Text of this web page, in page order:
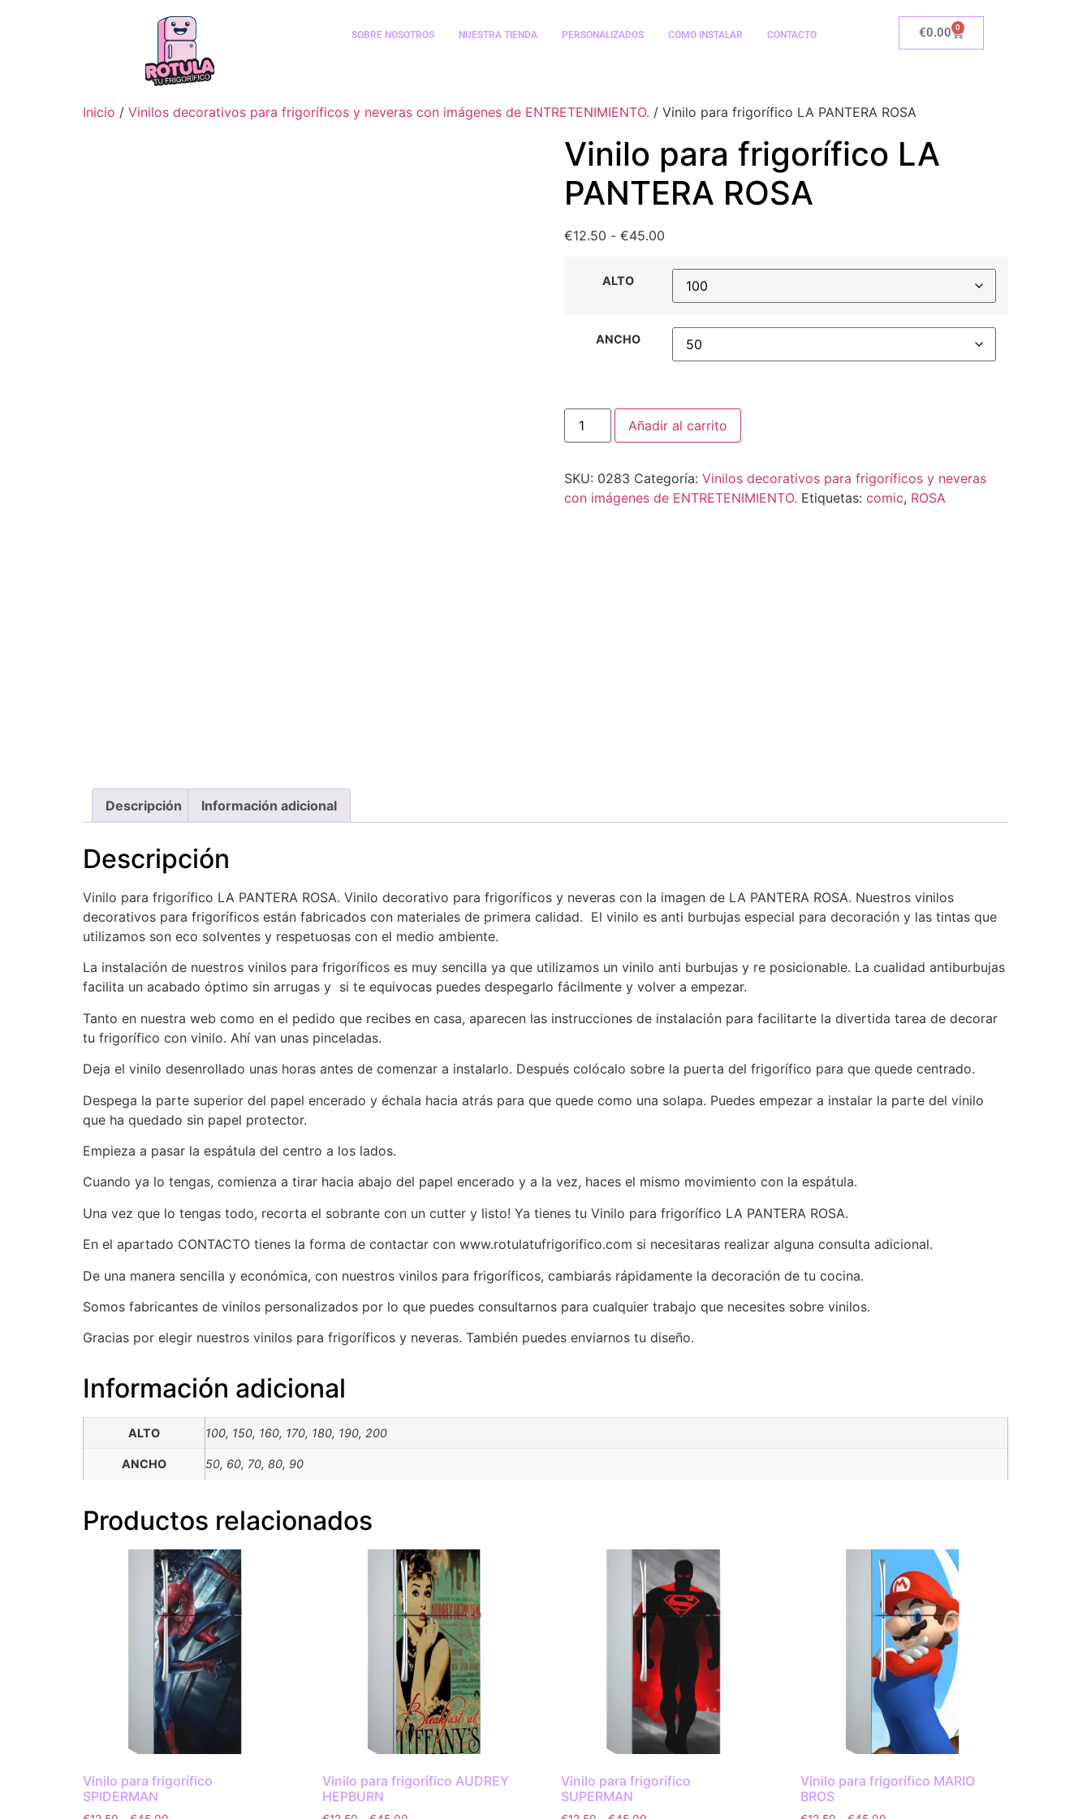
SOBRE NOSOTROS NUESTRA TIENDA PERSONALIZADOS COMO INSTALAR CONTACTO €0.00 0
Inicio / Vinilos decorativos para frigoríficos y neveras con imágenes de ENTRETENIMIENTO. / Vinilo para frigorífico LA PANTERA ROSA
Vinilo para frigorífico LA
PANTERA ROSA
€12.50 - €45.00
ALTO
ANCHO
Añadir al carrito
SKU: 0283 Categoría: Vinilos decorativos para frigoríficos y neveras
con imágenes de ENTRETENIMIENTO. Etiquetas: comic, ROSA
Descripción Información adicional
Descripción
Vinilo para frigorífico LA PANTERA ROSA. Vinilo decorativo para frigoríficos y neveras con la imagen de LA PANTERA ROSA. Nuestros vinilos
decorativos para frigoríficos están fabricados con materiales de primera calidad. El vinilo es anti burbujas especial para decoración y las tintas que
utilizamos son eco solventes y respetuosas con el medio ambiente.
La instalación de nuestros vinilos para frigoríficos es muy sencilla ya que utilizamos un vinilo anti burbujas y re posicionable. La cualidad antiburbujas
facilita un acabado óptimo sin arrugas y si te equivocas puedes despegarlo fácilmente y volver a empezar.
Tanto en nuestra web como en el pedido que recibes en casa, aparecen las instrucciones de instalación para facilitarte la divertida tarea de decorar
tu frigorífico con vinilo. Ahí van unas pinceladas.
Deja el vinilo desenrollado unas horas antes de comenzar a instalarlo. Después colócalo sobre la puerta del frigorífico para que quede centrado.
Despega la parte superior del papel encerado y échala hacia atrás para que quede como una solapa. Puedes empezar a instalar la parte del vinilo
que ha quedado sin papel protector.
Empieza a pasar la espátula del centro a los lados.
Cuando ya lo tengas, comienza a tirar hacia abajo del papel encerado y a la vez, haces el mismo movimiento con la espátula.
Una vez que lo tengas todo, recorta el sobrante con un cutter y listo! Ya tienes tu Vinilo para frigorífico LA PANTERA ROSA.
En el apartado CONTACTO tienes la forma de contactar con www.rotulatufrigorifico.com si necesitaras realizar alguna consulta adicional.
De una manera sencilla y económica, con nuestros vinilos para frigoríficos, cambiarás rápidamente la decoración de tu cocina.
Somos fabricantes de vinilos personalizados por lo que puedes consultarnos para cualquier trabajo que necesites sobre vinilos.
Gracias por elegir nuestros vinilos para frigoríficos y neveras. También puedes enviarnos tu diseño.
Información adicional
ALTO 100, 150, 160, 170, 180, 190, 200
ANCHO 50, 60, 70, 80, 90
Productos relacionados
Vinilo para frigorífico
SPIDERMAN
Vinilo para frigorífico AUDREY
HEPBURN
Vinilo para frigorífico
SUPERMAN
Vinilo para frigorífico MARIO
BROS